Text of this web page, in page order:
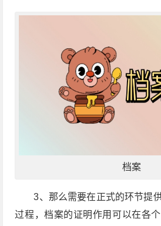
档案
3、那么需要在正式的环节提
过程，档案的证明作用可以在各